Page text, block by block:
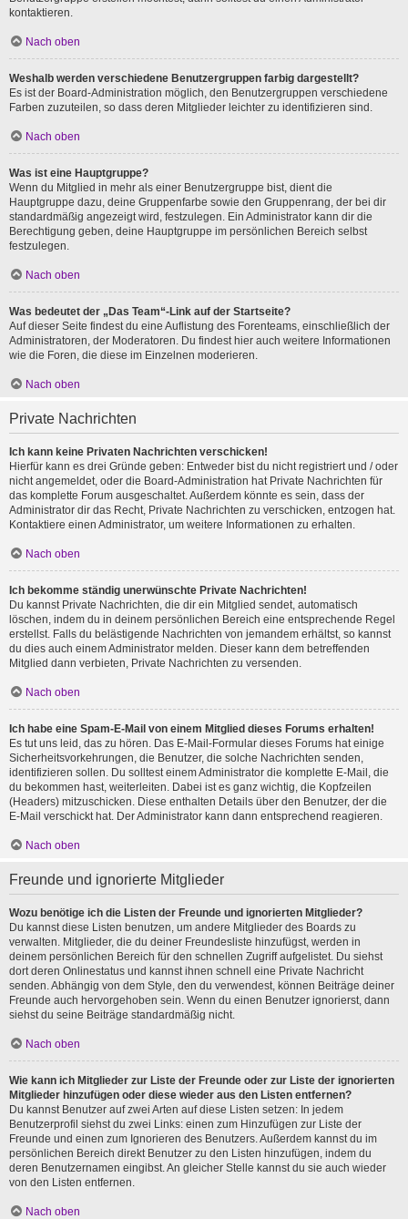
kontaktieren.
Nach oben
Weshalb werden verschiedene Benutzergruppen farbig dargestellt?
Es ist der Board-Administration möglich, den Benutzergruppen verschiedene
Farben zuzuteilen, so dass deren Mitglieder leichter zu identifizieren sind.
Nach oben
Was ist eine Hauptgruppe?
Wenn du Mitglied in mehr als einer Benutzergruppe bist, dient die
Hauptgruppe dazu, deine Gruppenfarbe sowie den Gruppenrang, der bei dir
standardmäßig angezeigt wird, festzulegen. Ein Administrator kann dir die
Berechtigung geben, deine Hauptgruppe im persönlichen Bereich selbst
festzulegen.
Nach oben
Was bedeutet der „Das Team“-Link auf der Startseite?
Auf dieser Seite findest du eine Auflistung des Forenteams, einschließlich der
Administratoren, der Moderatoren. Du findest hier auch weitere Informationen
wie die Foren, die diese im Einzelnen moderieren.
Nach oben
Private Nachrichten
Ich kann keine Privaten Nachrichten verschicken!
Hierfür kann es drei Gründe geben: Entweder bist du nicht registriert und / oder
nicht angemeldet, oder die Board-Administration hat Private Nachrichten für
das komplette Forum ausgeschaltet. Außerdem könnte es sein, dass der
Administrator dir das Recht, Private Nachrichten zu verschicken, entzogen hat.
Kontaktiere einen Administrator, um weitere Informationen zu erhalten.
Nach oben
Ich bekomme ständig unerwünschte Private Nachrichten!
Du kannst Private Nachrichten, die dir ein Mitglied sendet, automatisch
löschen, indem du in deinem persönlichen Bereich eine entsprechende Regel
erstellst. Falls du belästigende Nachrichten von jemandem erhältst, so kannst
du dies auch einem Administrator melden. Dieser kann dem betreffenden
Mitglied dann verbieten, Private Nachrichten zu versenden.
Nach oben
Ich habe eine Spam-E-Mail von einem Mitglied dieses Forums erhalten!
Es tut uns leid, das zu hören. Das E-Mail-Formular dieses Forums hat einige
Sicherheitsvorkehrungen, die Benutzer, die solche Nachrichten senden,
identifizieren sollen. Du solltest einem Administrator die komplette E-Mail, die
du bekommen hast, weiterleiten. Dabei ist es ganz wichtig, die Kopfzeilen
(Headers) mitzuschicken. Diese enthalten Details über den Benutzer, der die
E-Mail verschickt hat. Der Administrator kann dann entsprechend reagieren.
Nach oben
Freunde und ignorierte Mitglieder
Wozu benötige ich die Listen der Freunde und ignorierten Mitglieder?
Du kannst diese Listen benutzen, um andere Mitglieder des Boards zu
verwalten. Mitglieder, die du deiner Freundesliste hinzufügst, werden in
deinem persönlichen Bereich für den schnellen Zugriff aufgelistet. Du siehst
dort deren Onlinestatus und kannst ihnen schnell eine Private Nachricht
senden. Abhängig von dem Style, den du verwendest, können Beiträge deiner
Freunde auch hervorgehoben sein. Wenn du einen Benutzer ignorierst, dann
siehst du seine Beiträge standardmäßig nicht.
Nach oben
Wie kann ich Mitglieder zur Liste der Freunde oder zur Liste der ignorierten
Mitglieder hinzufügen oder diese wieder aus den Listen entfernen?
Du kannst Benutzer auf zwei Arten auf diese Listen setzen: In jedem
Benutzerprofil siehst du zwei Links: einen zum Hinzufügen zur Liste der
Freunde und einen zum Ignorieren des Benutzers. Außerdem kannst du im
persönlichen Bereich direkt Benutzer zu den Listen hinzufügen, indem du
deren Benutzernamen eingibst. An gleicher Stelle kannst du sie auch wieder
von den Listen entfernen.
Nach oben